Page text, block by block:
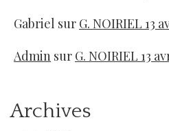
Gabriel sur G. NOIRIEL 13
Admin sur G. NOIRIEL 13
Archives